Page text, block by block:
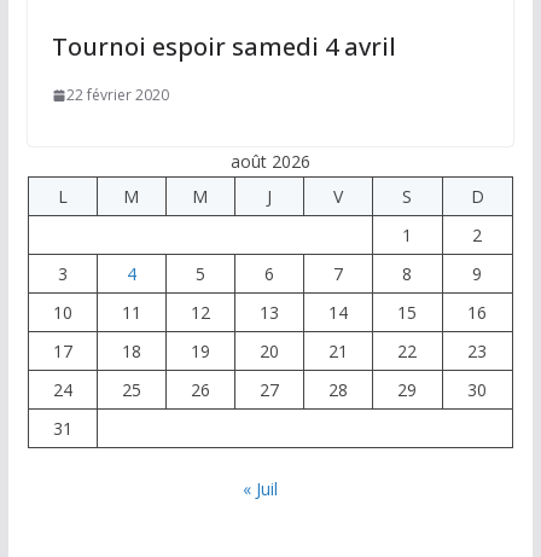
Tournoi espoir samedi 4 avril
22 février 2020
août 2026
L
M M J V S
D
1
2
3
4 5 6 7 8
9
10
11 12 13 14 15
16
17
18 19 20 21 22
23
24
25 26 27 28 29
30
31
« Juil